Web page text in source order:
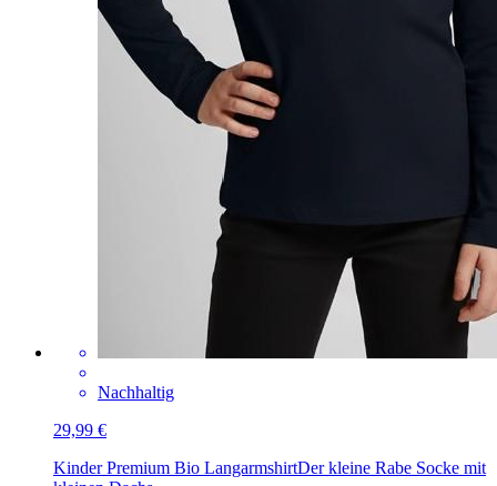
Nachhaltig
29,99 €
Kinder Premium Bio LangarmshirtDer kleine Rabe Socke mit